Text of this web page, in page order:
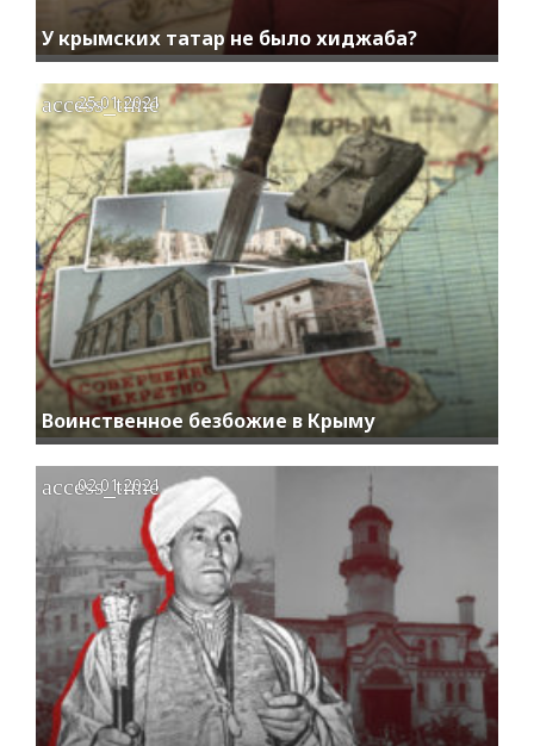
У крымских татар не было хиджаба?
Воинственное безбожие в Крыму
access_time
25.01.2021
access_time
02.01.2021